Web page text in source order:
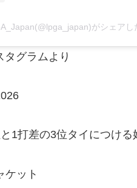
がシェアし
タグラムより
1打差の3位タイにつける
ケット